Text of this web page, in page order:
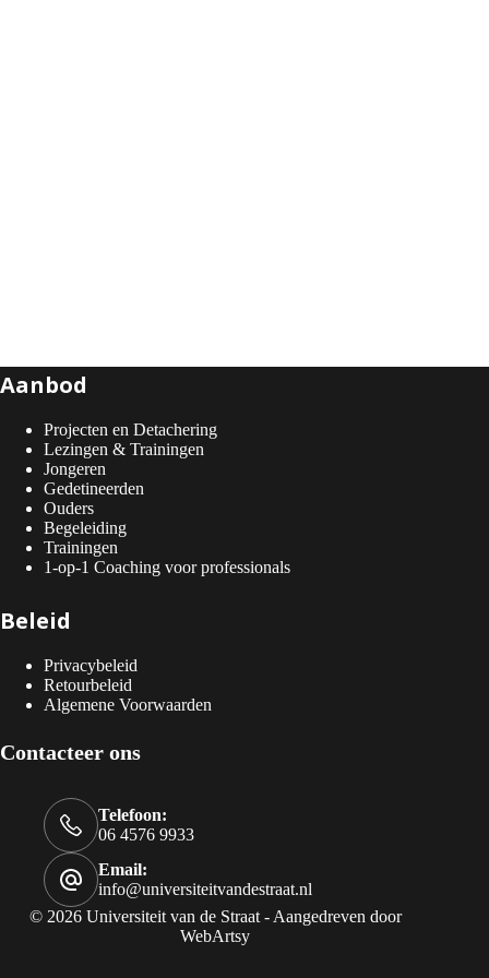
Aanbod
Projecten en Detachering
Lezingen & Trainingen
Jongeren
Gedetineerden
Ouders
Begeleiding
Trainingen
1-op-1 Coaching voor professionals
Beleid
Privacybeleid
Retourbeleid
Algemene Voorwaarden
Contacteer ons
Telefoon:
06 4576 9933
Email:
info@universiteitvandestraat.nl
© 2026 Universiteit van de Straat - Aangedreven door
WebArtsy